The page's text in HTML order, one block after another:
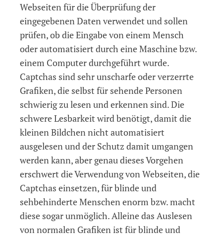
Webseiten für die Überprüfung der
eingegebenen Daten verwendet und sollen
prüfen, ob die Eingabe von einem Mensch
oder automatisiert durch eine Maschine bzw.
einem Computer durchgeführt wurde.
Captchas sind sehr unscharfe oder verzerrte
Grafiken, die selbst für sehende Personen
schwierig zu lesen und erkennen sind. Die
schwere Lesbarkeit wird benötigt, damit die
kleinen Bildchen nicht automatisiert
ausgelesen und der Schutz damit umgangen
werden kann, aber genau dieses Vorgehen
erschwert die Verwendung von Webseiten, die
Captchas einsetzen, für blinde und
sehbehinderte Menschen enorm bzw. macht
diese sogar unmöglich. Alleine das Auslesen
von normalen Grafiken ist für blinde und